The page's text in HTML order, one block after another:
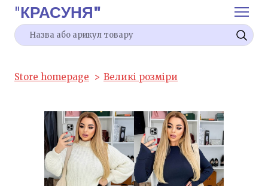
"КРАСУНЯ"
Store homepage Великі розміри